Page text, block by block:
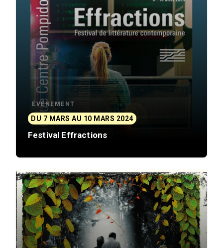
ÉVÈNEMENT
DU 7 MARS AU 10 MARS 2024
Festival Effractions